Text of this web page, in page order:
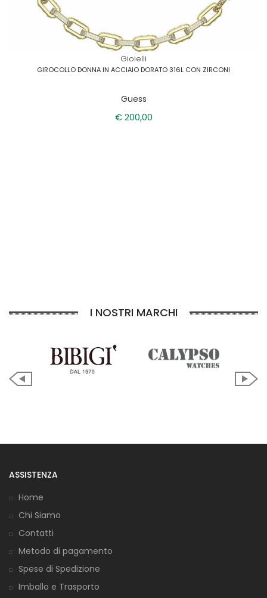
Gioielli
GIROCOLLO DONNA IN ACCIAIO DORATO 316L CON ZIRCONI
Guess
€ 200,00
I NOSTRI MARCHI
ASSISTENZA
Home
Chi Siamo
Contatti
Metodo di pagamento
Spese di Spedizione
Imballo e Trasporto